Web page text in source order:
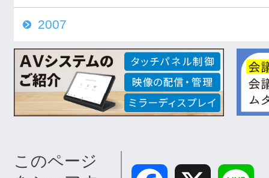
2007
このページ
Facebook